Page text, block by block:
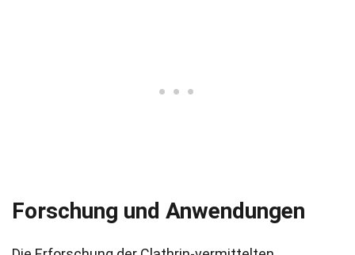
Forschung und Anwendungen